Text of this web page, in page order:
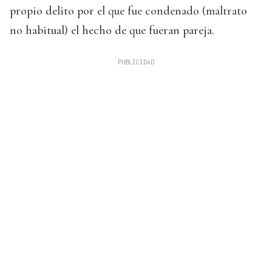
propio delito por el que fue condenado (maltrato
no habitual) el hecho de que fueran pareja.